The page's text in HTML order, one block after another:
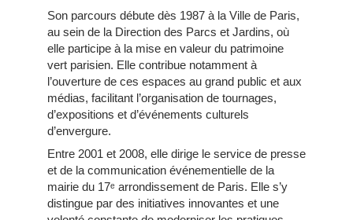
Son parcours débute dès 1987 à la Ville de Paris,
au sein de la Direction des Parcs et Jardins, où
elle participe à la mise en valeur du patrimoine
vert parisien. Elle contribue notamment à
l’ouverture de ces espaces au grand public et aux
médias, facilitant l’organisation de tournages,
d’expositions et d’événements culturels
d’envergure.
Entre 2001 et 2008, elle dirige le service de presse
et de la communication événementielle de la
mairie du 17ᵉ arrondissement de Paris. Elle s’y
distingue par des initiatives innovantes et une